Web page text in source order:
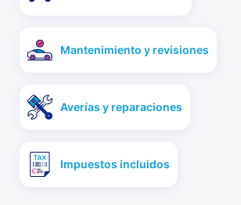
Mantenimiento y revisiones
Averías y reparaciones
Impuestos incluidos